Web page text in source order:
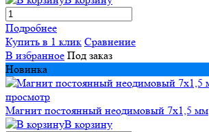
Подробнее
Купить в 1 клик Сравнение
В избранное Под заказ
Новинка
просмотр
Магнит постоянный неодимовый 7х1,5 мм
В корзину